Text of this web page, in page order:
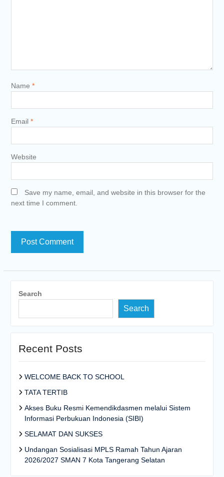
Name *
Email *
Website
Save my name, email, and website in this browser for the
next time I comment.
Search
Search
Recent Posts
WELCOME BACK TO SCHOOL
TATA TERTIB
Akses Buku Resmi Kemendikdasmen melalui Sistem
Informasi Perbukuan Indonesia (SIBI)
SELAMAT DAN SUKSES
Undangan Sosialisasi MPLS Ramah Tahun Ajaran
2026/2027 SMAN 7 Kota Tangerang Selatan